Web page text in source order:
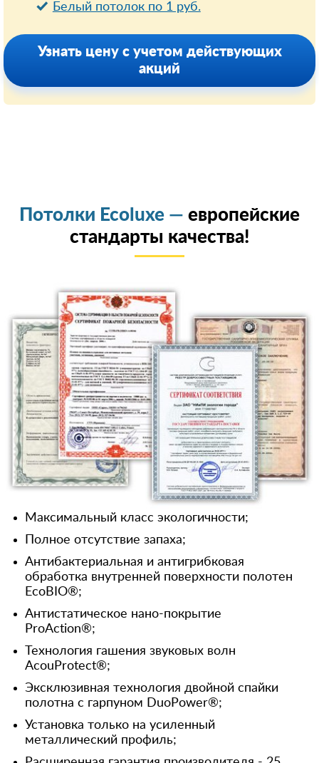
Белый потолок по 1 руб.
Узнать цену с учетом действующих
акций
Потолки Ecoluxe — европейские
стандарты качества!
Максимальный класс экологичности;
Полное отсутствие запаха;
Антибактериальная и антигрибковая
обработка внутренней поверхности полотен
EcoBIO®;
Антистатическое нано-покрытие
ProAction®;
Технология гашения звуковых волн
AcouProtect®;
Эксклюзивная технология двойной спайки
полотна с гарпуном DuoPower®;
Установка только на усиленный
металлический профиль;